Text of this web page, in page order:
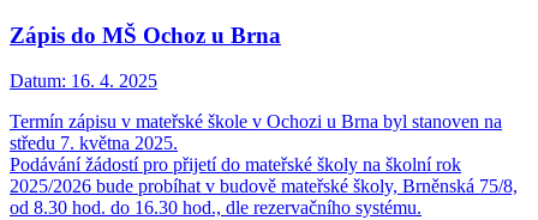
Zápis do MŠ Ochoz u Brna
Datum: 16. 4. 2025
Termín zápisu v mateřské škole v Ochozi u Brna byl stanoven na
středu 7. května 2025.
Podávání žádostí pro přijetí do mateřské školy na školní rok
2025/2026 bude probíhat v budově mateřské školy, Brněnská 75/8,
od 8.30 hod. do 16.30 hod., dle rezervačního systému.